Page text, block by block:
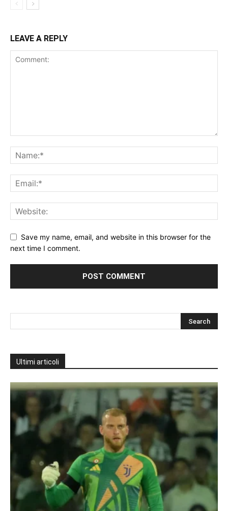
LEAVE A REPLY
Save my name, email, and website in this browser for the
next time I comment.
Ultimi articoli